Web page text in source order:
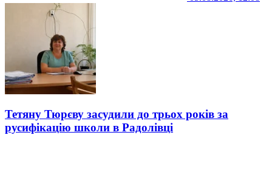
Тетяну Тюрєву засудили до трьох років за
русифікацію школи в Радолівці